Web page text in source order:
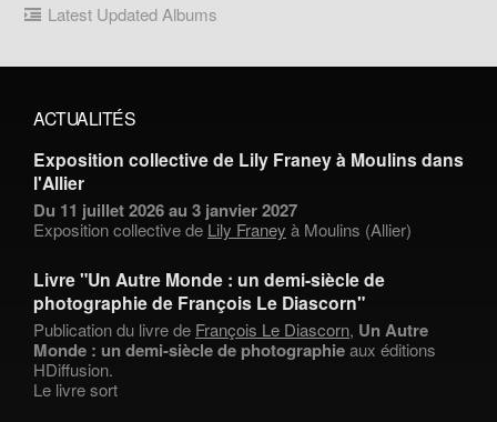
Latest Updated Albums
ACTUALITÉS
Exposition collective de Lily Franey à Moulins dans
l'Allier
Du 11 juillet 2026 au 3 janvier 2027
Exposition collective de Lily Franey à Moulins (Allier)
Livre "Un Autre Monde : un demi-siècle de
photographie de François Le Diascorn"
Publication du livre de François Le Diascorn, Un Autre
Monde : un demi-siècle de photographieaux éditions
HDiffusion.
Le livre sort